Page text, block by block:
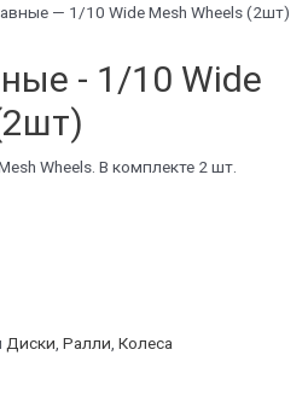
— 1/10 Wide Mesh Wheels (2шт)
- 1/10 Wide
Wheels. В комплекте 2 шт.
Диски, Ралли, Колеса